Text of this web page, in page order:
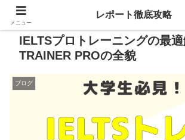
IELTSプロトレーニングの最
TRAINER PROの全貌
ブログ
メニュー
レポート徹底攻略